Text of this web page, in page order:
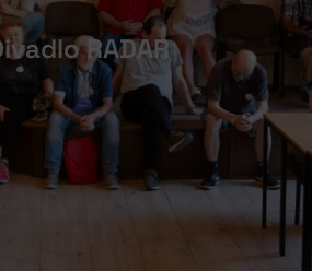
RADAR